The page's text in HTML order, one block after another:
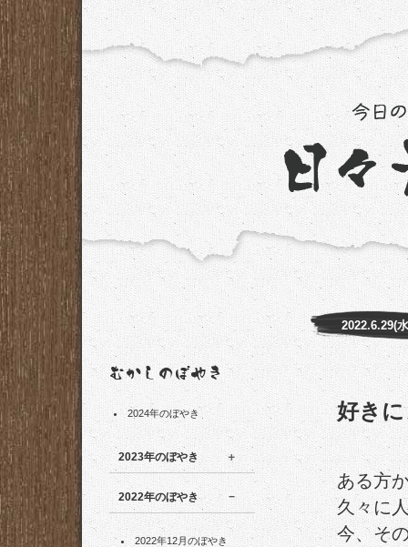
2024年のぼやき
2023年のぼやき
2022年のぼやき
2022年12月のぼやき
2022.6.29(
好き
ある方
久々に
今、そ